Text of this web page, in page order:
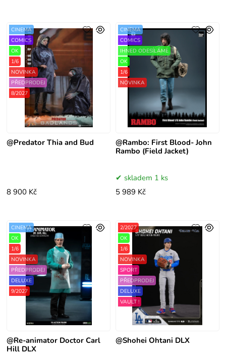
@Predator Thia and Bud
CINEMA
COMICS
OK
1/6
NOVINKA
PŘEDPRODEJ
8/2027
8 900 Kč
@Rambo: First Blood- John
Rambo (Field Jacket)
CINEMA
COMICS
IHNED ODESÍLÁME
OK
1/6
NOVINKA
skladem 1 ks
5 989 Kč
@Re-animator Doctor Carl
Hill DLX
CINEMA
OK
1/6
NOVINKA
PŘEDPRODEJ
DELUXE
9/2027
@Shohei Ohtani DLX
2/2027
OK
1/6
NOVINKA
SPORT
PŘEDPRODEJ
DELUXE
VAULT !